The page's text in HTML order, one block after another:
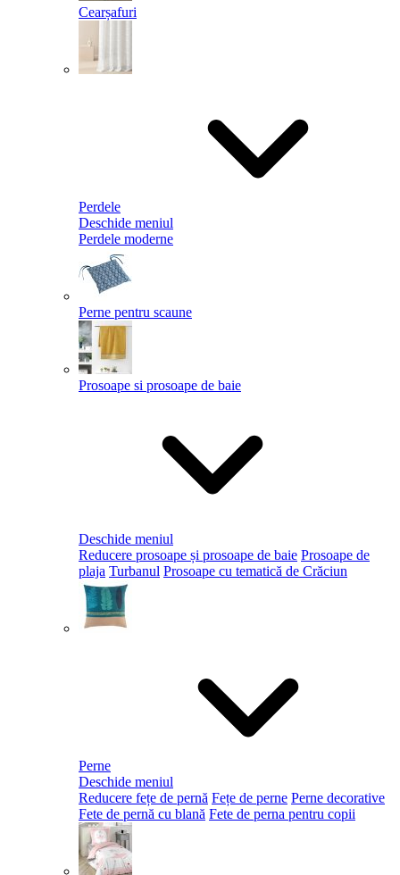
Cearșafuri
Perdele
Deschide meniul
Perdele moderne
Perne pentru scaune
Prosoape si prosoape de baie
Deschide meniul
Reducere prosoape și prosoape de baie Prosoape de
plaja Turbanul Prosoape cu tematică de Crăciun
Perne
Deschide meniul
Reducere fețe de pernă Fețe de perne Perne decorative
Fete de pernă cu blană Fete de perna pentru copii